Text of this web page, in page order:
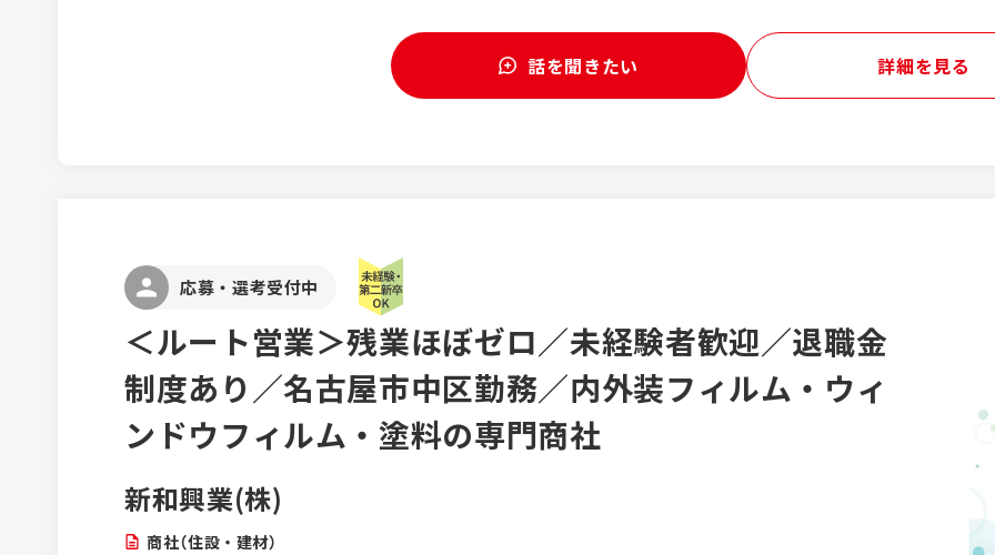
ローテーションもあり、ライフステージやご自身の意欲などに応
じて柔軟なキャリア形成を叶えることができます！ 【研修制度】
入社当初に実施する研修とOJTを基本とし、以後は階層別研修や
収は、家族手当3人分を含んでいます。
話を聞きたい 詳細を見る
応募・選考受付中
＜ルート営業＞残業ほぼゼロ／未経験者歓迎／退職金
制度あり／名古屋市中区勤務／内外装フィルム・ウィ
ンドウフィルム・塗料の専門商社
新和興業(株)
商社（住設・建材）